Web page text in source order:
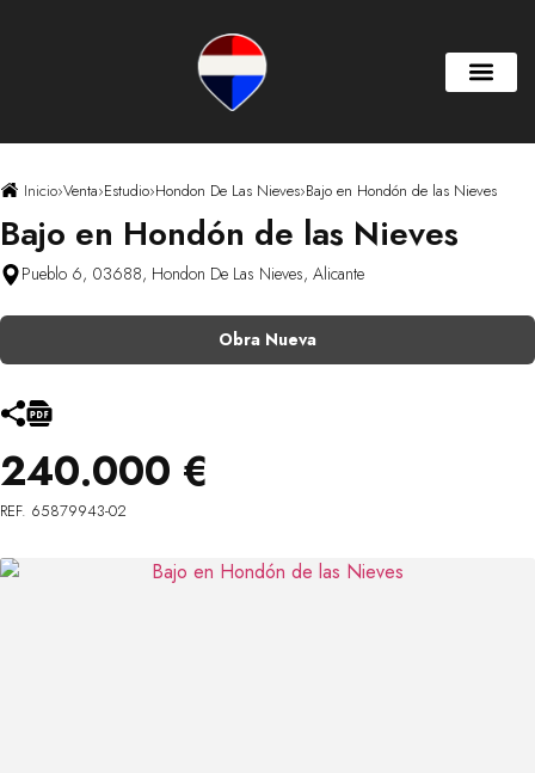
Inicio›Venta›Estudio›Hondon De Las Nieves›Bajo en Hondón de las Nieves
Bajo en Hondón de las Nieves
Pueblo 6, 03688, Hondon De Las Nieves, Alicante
Obra Nueva
240.000 €
REF. 65879943-02